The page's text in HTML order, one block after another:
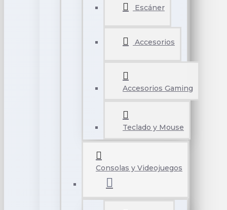
Escáner
Accesorios
Accesorios Gaming
Teclado y Mouse
Consolas y Videojuegos